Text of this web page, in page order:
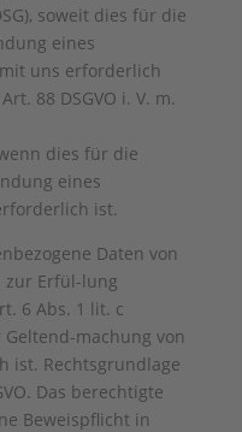
soweit dies für die
eines
uns erforderlich
88 DSGVO i. V. m.
dies für die
eines
ist.
Daten von
zur Erfül-lung
6 Abs. 1 lit. c
Geltend-machung von
ist. Rechtsgrundlage
Das berechtigte
Beweispflicht in